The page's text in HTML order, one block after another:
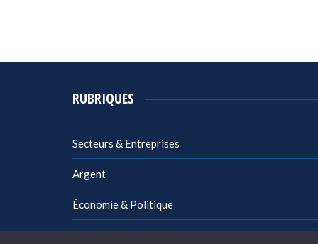
RUBRIQUES
Secteurs & Entreprises
Argent
Économie & Politique
Management